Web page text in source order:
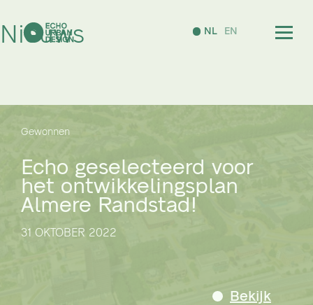
NL EN
Nieuws
Gewonnen
Echo geselecteerd voor
het ontwikkelingsplan
Almere Randstad!
31 OKTOBER 2022
Bekijk